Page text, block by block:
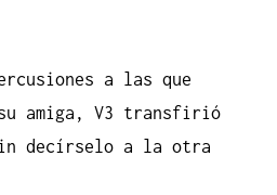
a las que
amiga, V3 transfirió
decírselo a la otra